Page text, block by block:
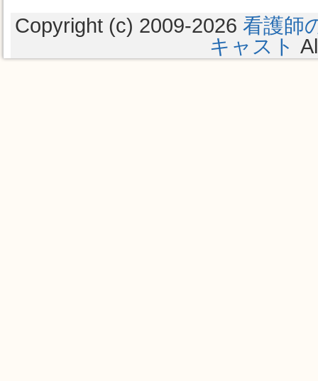
Copyright (c) 2009-2026 看護師
キャスト